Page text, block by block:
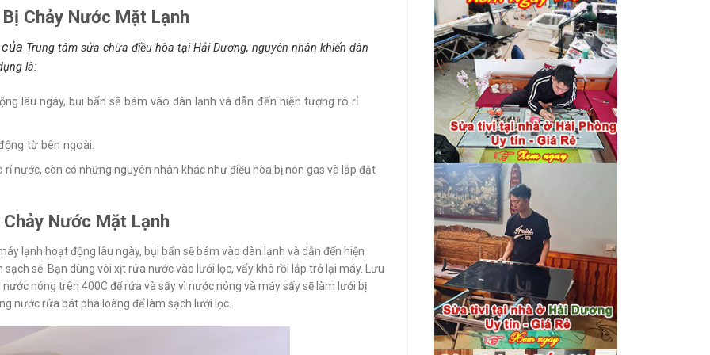
Chảy Nước Mặt Lạnh
Trung tâm sửa chữa điều hòa tại Hải Dương, nguyên nhân khiến dàn
là:
lâu ngày, bụi bẩn sẽ bám vào dàn lạnh và dẫn đến hiện tượng rò rỉ
từ bên ngoài.
nước, còn có những nguyên nhân khác như điều hòa bị non gas và lắp đặt
Nước Mặt Lạnh
lạnh hoạt động lâu ngày, bụi bẩn sẽ bám vào dàn lạnh và dẫn đến hiện
sẽ. Bạn dùng vòi xịt rửa nước vào lưới lọc, vẩy khô rồi lắp trở lại máy. Lưu
nóng trên 400C để rửa và sấy vì nước nóng và máy sấy sẽ làm lưới bị
nước rửa bát pha loãng để làm sạch lưới lọc.